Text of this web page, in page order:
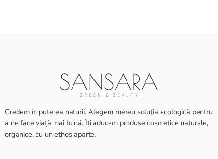
Credem în puterea naturii. Alegem mereu soluția ecologică pentru
a ne face viață mai bună. Îți aducem produse cosmetice naturale,
organice, cu un ethos aparte.